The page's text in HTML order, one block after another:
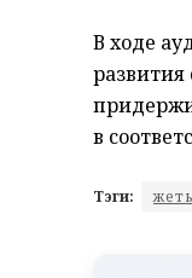
В ходе
в
Тэги: